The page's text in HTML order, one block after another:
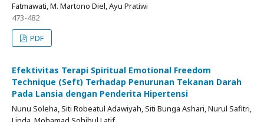
Fatmawati, M. Martono Diel, Ayu Pratiwi
473-482
PDF
Efektivitas Terapi Spiritual Emotional Freedom
Technique (Seft) Terhadap Penurunan Tekanan Darah
Pada Lansia dengan Penderita Hipertensi
Nunu Soleha, Siti Robeatul Adawiyah, Siti Bunga Ashari, Nurul Safitri,